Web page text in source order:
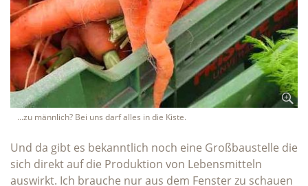
...zu männlich? Bei uns darf alles in die Kiste.
Und da gibt es bekanntlich noch eine Großbaustelle die
sich direkt auf die Produktion von Lebensmitteln
auswirkt. Ich brauche nur aus dem Fenster zu schauen